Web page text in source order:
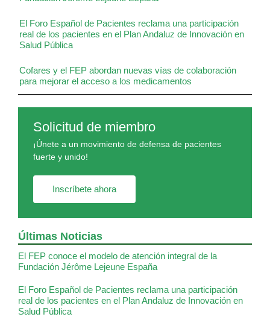
El Foro Español de Pacientes reclama una participación
real de los pacientes en el Plan Andaluz de Innovación en
Salud Pública
Cofares y el FEP abordan nuevas vías de colaboración
para mejorar el acceso a los medicamentos
Solicitud de miembro
¡Únete a un movimiento de defensa de pacientes
fuerte y unido!
Inscríbete ahora
Últimas Noticias
El FEP conoce el modelo de atención integral de la
Fundación Jérôme Lejeune España
El Foro Español de Pacientes reclama una participación
real de los pacientes en el Plan Andaluz de Innovación en
Salud Pública